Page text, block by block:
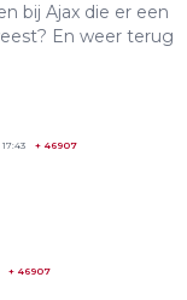
bij Ajax die er een
En weer terug
+ 46907
+ 46907